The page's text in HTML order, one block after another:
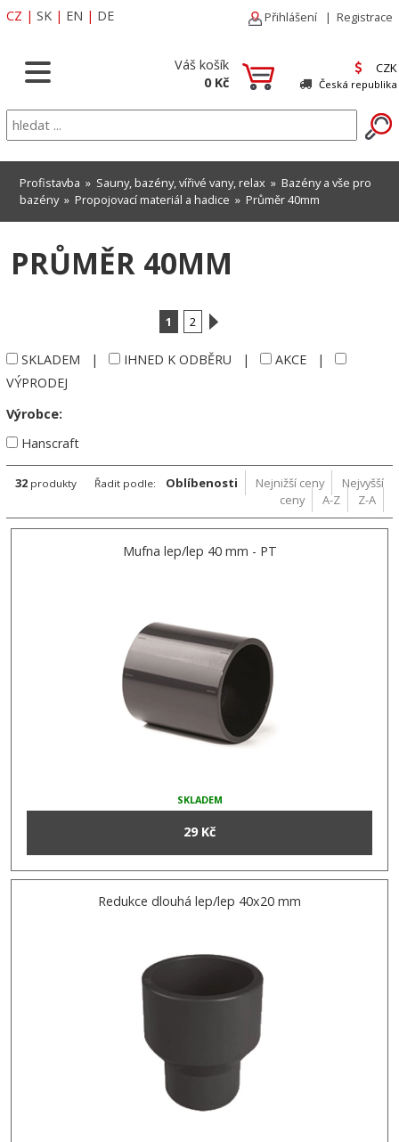
CZ | SK | EN | DE Přihlášení | Registrace
Váš košík
0 Kč
CZK
Česká republika
Profistavba » Sauny, bazény, vířivé vany, relax » Bazény a vše pro
bazény» Propojovací materiál a hadice » Průměr 40mm
PRŮMĚR 40MM
1 2
SKLADEM | IHNED K ODBĚRU | AKCE |
VÝPRODEJ
Výrobce:
Hanscraft
32 produkty Řadit podle: Oblíbenosti Nejnižší ceny
Nejvyšší
ceny
A-Z Z-A
Mufna lep/lep 40 mm - PT
SKLADEM
29 Kč
Redukce dlouhá lep/lep 40x20 mm